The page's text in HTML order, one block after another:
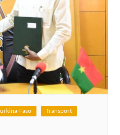
Faso Transport